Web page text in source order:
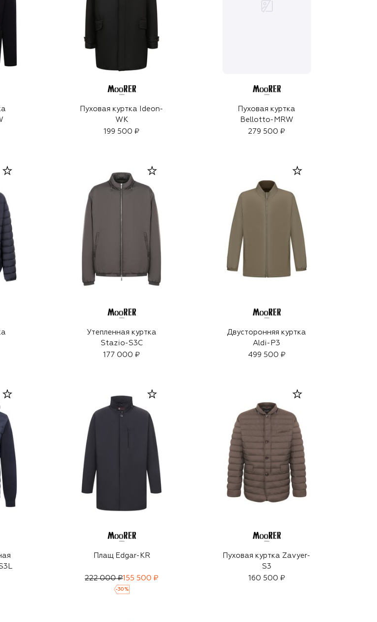
Пуховая куртка Ideon-
WK
199 500 ₽
Пуховая куртка
Bellotto-MRW
279 500 ₽
Утепленная куртка
Stazio-S3C
177 000 ₽
Двусторонняя куртка
Aldi-P3
499 500 ₽
Плащ Edgar-KR
222 000 ₽155 500 ₽
-30 %
Пуховая куртка Zavyer-
S3
160 500 ₽